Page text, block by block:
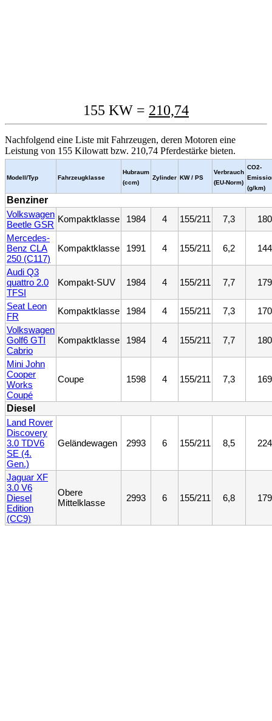
155 KW = 210,74
Nachfolgend eine Liste mit Fahrzeugen, deren Motoren eine
Leistung von 155 Kilowatt bzw. 210,74 Pferdestärke bieten.
Modell/Typ Fahrzeugklasse
Hubraum
(ccm)
Zylinder KW / PS
Verbrauch
(EU-Norm)
CO2-
(g/km)
Benziner
Volkswagen
Beetle GSR
Kompaktklasse 1984 4 155/211 7,3
180
Mercedes-
Benz CLA
250 (C117)
Kompaktklasse 1991 4 155/211 6,2 144
Audi Q3
quattro 2.0
TFSI
Kompakt-SUV 1984 4 155/211 7,7 179
Seat Leon
FR
Kompaktklasse 1984 4 155/211 7,3
170
Volkswagen
Golf6 GTI
Cabrio
Kompaktklasse 1984 4 155/211 7,7 180
Mini John
Cooper
Works
Coupé
Coupe 1598 4 155/211 7,3 169
Diesel
Land Rover
Discovery
3.0 TDV6
SE (4.
Gen.)
Geländewagen 2993 6 155/211 8,5 224
Jaguar XF
3.0 V6
Diesel
Edition
(CC9)
Obere
Mittelklasse
2993 6 155/211 6,8 179